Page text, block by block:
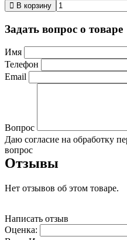
В корзину
Задать вопрос о товаре
Имя
Телефон
Email
Вопрос
Даю согласие на обработку
вопрос
Отзывы
Нет отзывов об этом товаре.
Написать отзыв
Оценка: